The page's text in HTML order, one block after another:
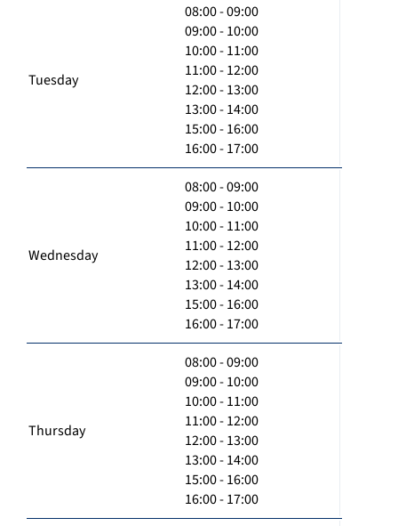
Tuesday
08:00 - 09:00
09:00 - 10:00
10:00 - 11:00
11:00 - 12:00
12:00 - 13:00
13:00 - 14:00
15:00 - 16:00
16:00 - 17:00
Wednesday
08:00 - 09:00
09:00 - 10:00
10:00 - 11:00
11:00 - 12:00
12:00 - 13:00
13:00 - 14:00
15:00 - 16:00
16:00 - 17:00
Thursday
08:00 - 09:00
09:00 - 10:00
10:00 - 11:00
11:00 - 12:00
12:00 - 13:00
13:00 - 14:00
15:00 - 16:00
16:00 - 17:00